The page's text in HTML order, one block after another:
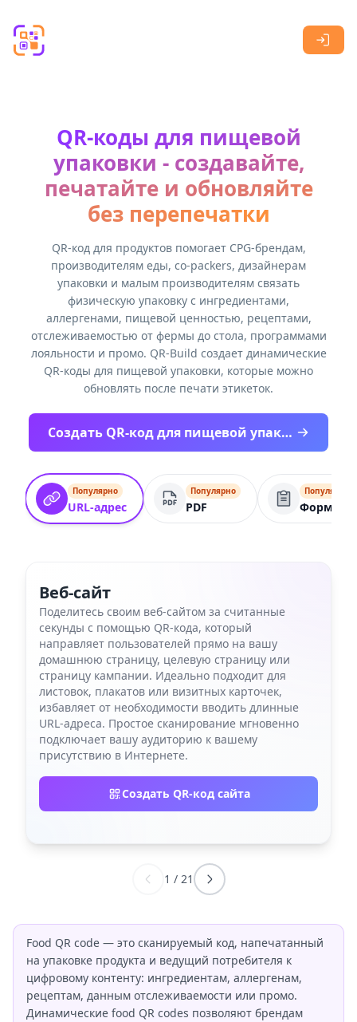
QR-коды для пищевой
упаковки - создавайте,
печатайте и обновляйте
без перепечатки
QR-код для продуктов помогает CPG-брендам,
производителям еды, co-packers, дизайнерам
упаковки и малым производителям связать
физическую упаковку с ингредиентами,
аллергенами, пищевой ценностью, рецептами,
отслеживаемостью от фермы до стола, программами
лояльности и промо. QR-Build создает динамические
QR-коды для пищевой упаковки, которые можно
обновлять после печати этикеток.
Создать QR-код для пищевой упаковки - начать бесплатно
Популярно
URL-адрес
Популярно
PDF
Популярно
Форма
Веб-сайт
Поделитесь своим веб-сайтом за считанные
секунды с помощью QR-кода, который
направляет пользователей прямо на вашу
домашнюю страницу, целевую страницу или
страницу кампании. Идеально подходит для
листовок, плакатов или визитных карточек,
избавляет от необходимости вводить длинные
URL-адреса. Простое сканирование мгновенно
подключает вашу аудиторию к вашему
присутствию в Интернете.
Создать QR-код сайта
1 / 21
Food QR code — это сканируемый код, напечатанный
на упаковке продукта и ведущий потребителя к
цифровому контенту: ингредиентам, аллергенам,
рецептам, данным отслеживаемости или промо.
Динамические food QR codes позволяют брендам